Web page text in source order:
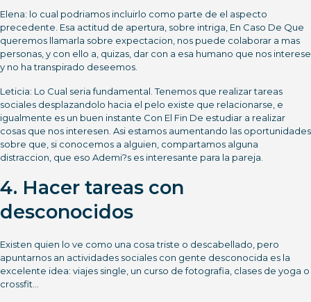
Elena: lo cual podri­amos incluirlo como parte de el aspecto
precedente. Esa actitud de apertura, sobre intriga, En Caso De Que
queremos llamarla sobre expectacion, nos puede colaborar a mas
personas, y con ello a, quizas, dar con a esa humano que nos interese
y no ha transpirado deseemos.
Leticia: Lo Cual seri­a fundamental. Tenemos que realizar tareas
sociales desplazandolo hacia el pelo existe que relacionarse, e
igualmente es un buen instante Con El Fin De estudiar a realizar
cosas que nos interesen. Asi estamos aumentando las oportunidades
sobre que, si conocemos a alguien, compartamos alguna
distraccion, que eso Ademi?s es interesante para la pareja.
4. Hacer tareas con
desconocidos
Existen quien lo ve como una cosa triste o descabellado, pero
apuntarnos an actividades sociales con gente desconocida es la
excelente idea: viajes single, un curso de fotografia, clases de yoga o
crossfit…